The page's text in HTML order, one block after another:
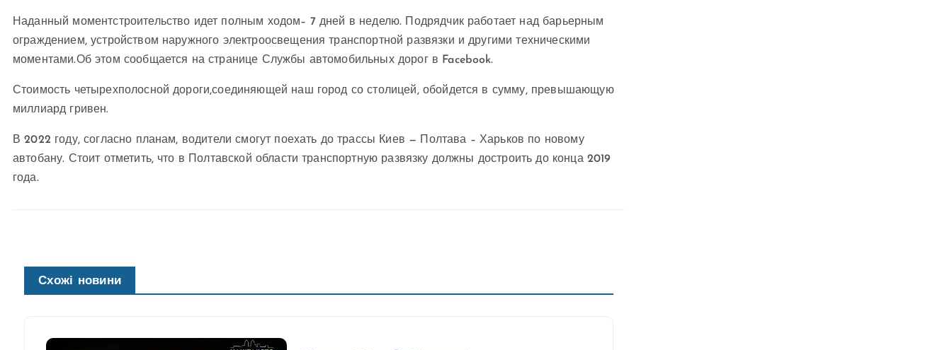
Наданный моментстроительство идет полным ходом– 7 дней в неделю. Подрядчик работает над барьерным
ограждением, устройством наружного электроосвещения транспортной развязки и другими техническими
моментами.Об этом сообщается на странице Службы автомобильных дорог в Facebook.
Стоимость четырехполосной дороги,соединяющей наш город со столицей, обойдется в сумму, превышающую
миллиард гривен.
В 2022 году, согласно планам, водители смогут поехать до трассы Киев — Полтава – Харьков по новому
автобану. Стоит отметить, что в Полтавской области транспортную развязку должны достроить до конца 2019
года.
Схожі новини